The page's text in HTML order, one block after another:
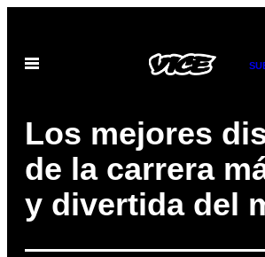
contenido
Abrir
Los mejores
de la carrera
y divertida del